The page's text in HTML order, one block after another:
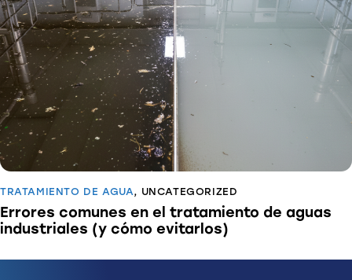
TRATAMIENTO DE AGUA, UNCATEGORIZED
Errores comunes en el tratamiento de aguas
industriales (y cómo evitarlos)